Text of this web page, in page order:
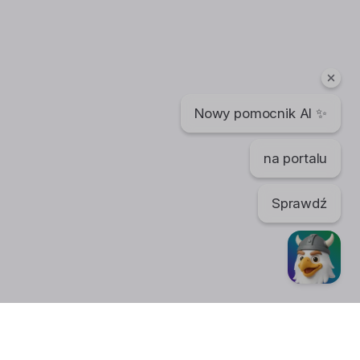
Nowy pomocnik AI ✨
na portalu
Sprawdź